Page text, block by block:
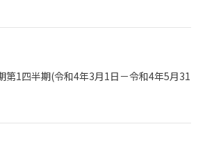
第1四半期(令和4年3月1日－令和4年5月31